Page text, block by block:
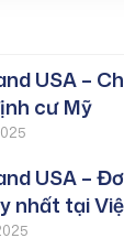
USA –
cư Mỹ
USA –
nhất tại